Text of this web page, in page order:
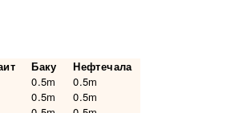
Баку
0.5m
0.5m
Нефтечала
0.5m
0.5m